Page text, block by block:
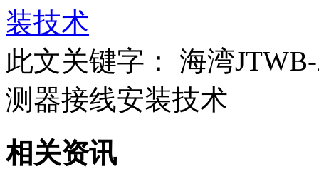
装技术
此文关键字：
海湾
测器接线安装技术
相关资讯